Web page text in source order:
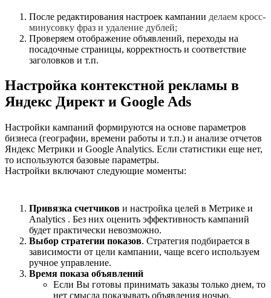
После редактирования настроек кампании делаем кросс-
минусовку фраз и удаление дублей;
Проверяем отображение объявлений, переходы на
посадочные страницы, корректность и соответствие
заголовков и т.п.
Настройка контекстной рекламы в
Яндекс Директ и Google Ads
Настройки кампаний формируются на основе параметров
бизнеса (географии, времени работы и т.п.) и анализе отчетов
Яндекс Метрики и Google Analytics. Если статистики еще нет,
то используются базовые параметры.
Настройки включают следующие моменты:
Привязка счетчиков и настройка целей в Метрике и
Analytics . Без них оценить эффективность кампаний
будет практически невозможно.
Выбор стратегии показов. Стратегия подбирается в
зависимости от цели кампании, чаще всего используем
ручное управление.
Время показа объявлений
Если Вы готовы принимать заказы только днем, то
нет смысла показывать объявления ночью.